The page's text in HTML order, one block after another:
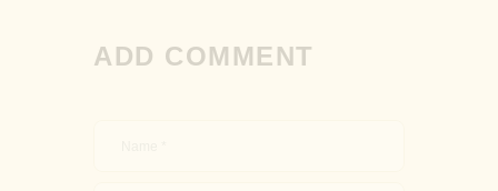
ADD COMMENT